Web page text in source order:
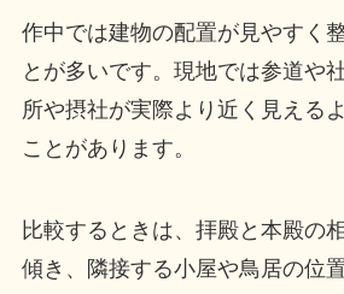
作中では建物の配置が見やすく
とが多いです。現地では参道や
所や摂社が実際より近く見える
ことがあります。
比較するときは、拝殿と本殿の
傾き、隣接する小屋や鳥居の位